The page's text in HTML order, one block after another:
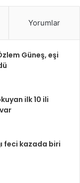
Yorumlar
Güneş, eşi
ilk 10 ili
feci kazada biri